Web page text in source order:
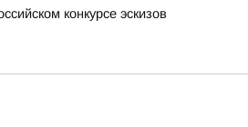
конкурсе эскизов